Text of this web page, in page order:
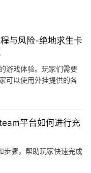
与风险-绝地求生卡
游戏体验。玩家们需要
可以使用外挂提供的各
平台如何进行充
步骤，帮助玩家快速完成